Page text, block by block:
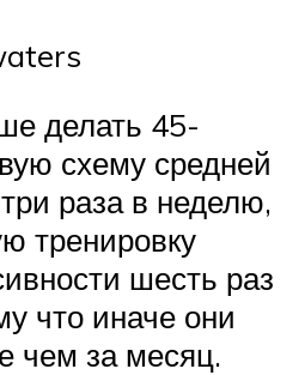
делать 45-
схему средней
раза в неделю,
тренировку
шесть раз
что иначе они
чем за месяц.